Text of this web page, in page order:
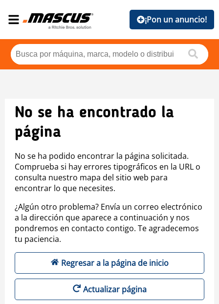
¡Pon un anuncio!
No se ha encontrado la
página
No se ha podido encontrar la página solicitada.
Comprueba si hay errores tipográficos en la URL o
consulta nuestro mapa del sitio web para
encontrar lo que necesites.
¿Algún otro problema? Envía un correo electrónico
a la dirección que aparece a continuación y nos
pondremos en contacto contigo. Te agradecemos
tu paciencia.
Regresar a la página de inicio
Actualizar página